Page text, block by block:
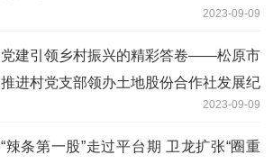
2023-09-09
党建引领乡村振兴的精彩答卷——松原市
推进村党支部领办土地股份合作社发展纪
2023-09-09
“辣条第一股”走过平台期 卫龙扩张“圈重